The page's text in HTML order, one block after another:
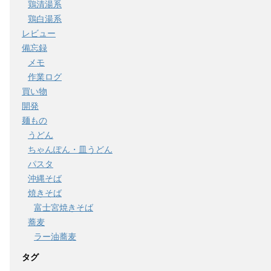
鶏清湯系
鶏白湯系
レビュー
備忘録
メモ
作業ログ
買い物
開発
麺もの
うどん
ちゃんぽん・皿うどん
パスタ
沖縄そば
焼きそば
富士宮焼きそば
蕎麦
ラー油蕎麦
タグ